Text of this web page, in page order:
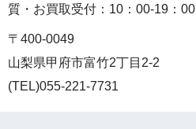
質・お買取受付：10：00‐19：00
〒400-0049
山梨県甲府市富竹2丁目2-2
(TEL)055-221-7731